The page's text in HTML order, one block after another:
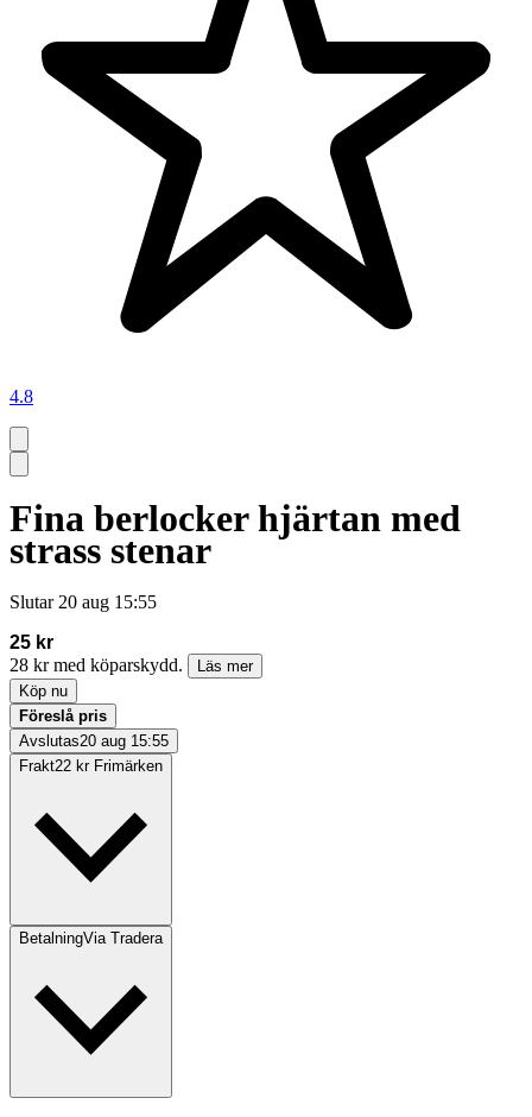
4.8
Fina berlocker hjärtan med
strass stenar
Slutar 20 aug 15:55
25 kr
28 kr med köparskydd.
Läs mer
Köp nu
Föreslå pris
Avslutas20 aug 15:55
Frakt22 kr Frimärken
BetalningVia Tradera